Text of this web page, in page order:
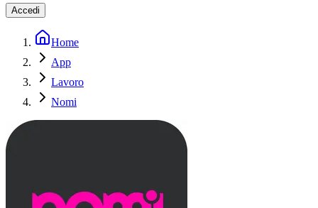
Accedi
Home
App
Lavoro
Nomi